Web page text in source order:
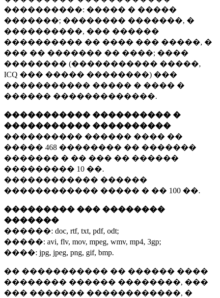
����������: ����� � �����
�������; �������� �������, �
����������, ��� ������
���������� �� ���� ��� �����, �
��� �� ������� �� ����; ����
�������� (����������� �����,
ICQ ��� ����� ��������) ���
����������� ����� � ���� �
������ �������������.
����������� ���������� �
����������� ����������
���������� ������ ���� ��
����� 468 �������� �� �������
������� � �� ��� �� ������
��������� 10 ��.
������������ ������
������������ ����� � �� 100 ��.
��������� ��� ��������
�������
������: doc, rtf, txt, pdf, odt;
�����: avi, flv, mov, mpeg, wmv, mp4, 3gp;
����: jpg, jpeg, png, gif, bmp.
�� ����������� �� ������ ����
�������� ������ ��������, ���
��� ������� ������������, �